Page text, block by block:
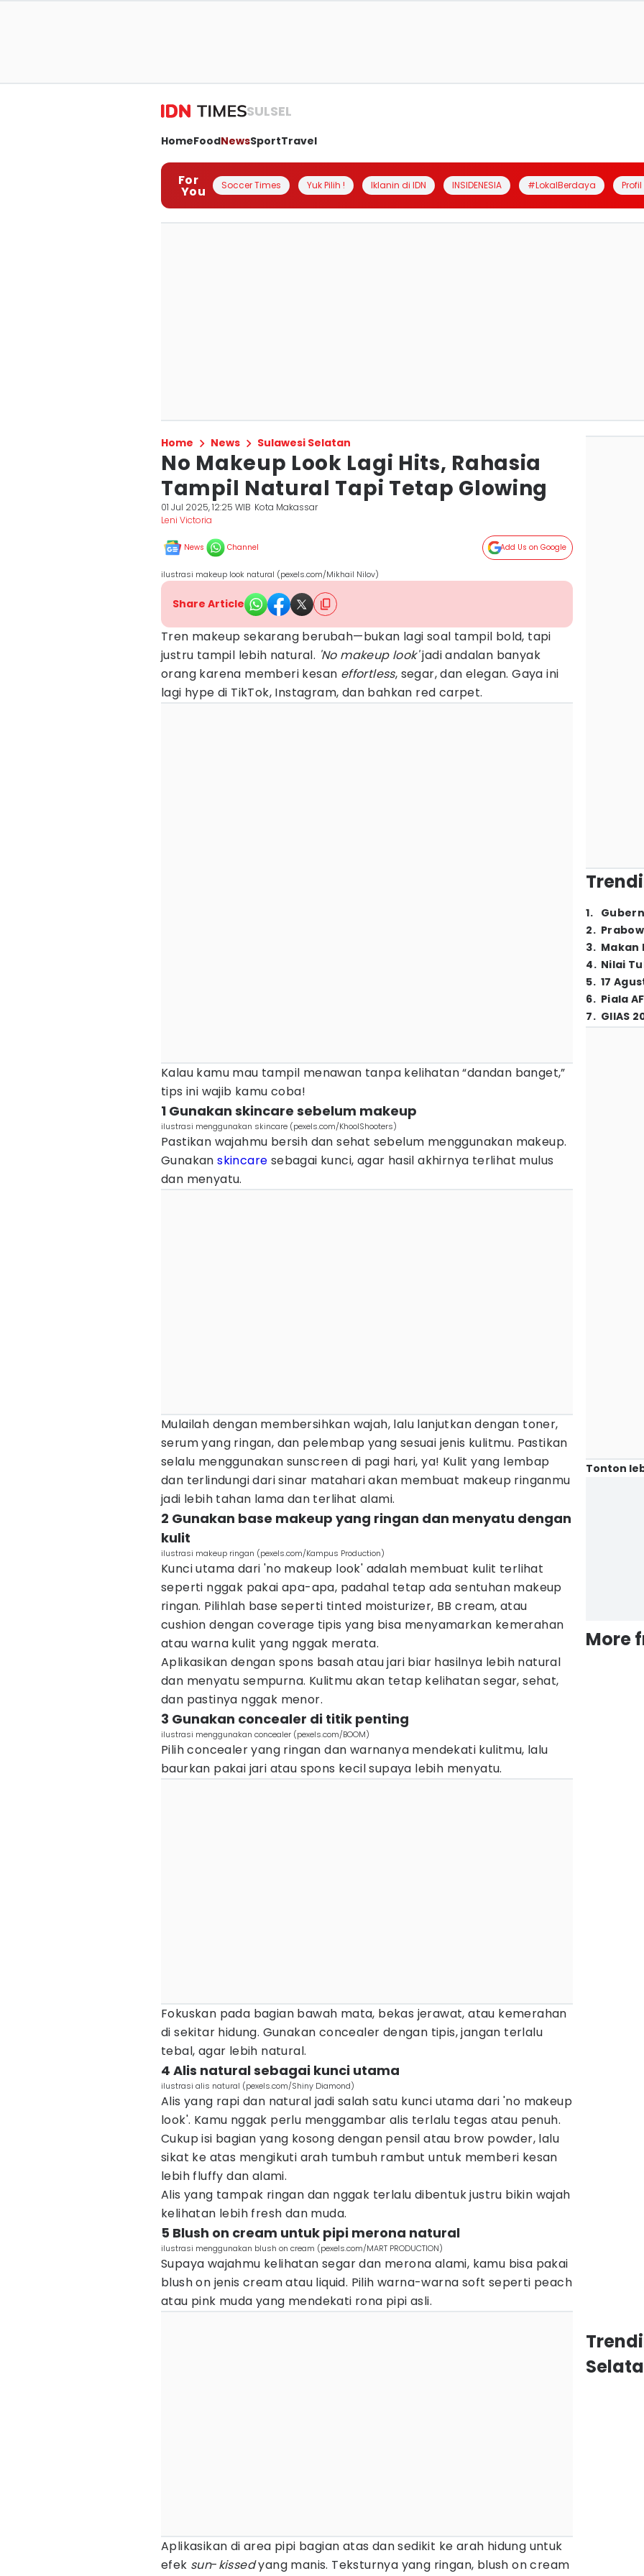
SULSEL
HomeFoodNewsSportTravel
For
You Soccer Times Yuk Pilih ! Iklanin di IDN INSIDENESIA #LokalBerdaya
Home News Sulawesi Selatan
No Makeup Look Lagi Hits, Rahasia
Tampil Natural Tapi Tetap Glowing
01 Jul 2025, 12:25 WIB Kota Makassar
Leni Victoria
News Channel Add Us on Google
ilustrasi makeup look natural (pexels.com/Mikhail Nilov)
Share Article
Tren makeup sekarang berubah—bukan lagi soal tampil bold, tapi
justru tampil lebih natural. 'No makeup look'jadi andalan banyak
orang karena memberi kesan effortless, segar, dan elegan. Gaya ini
lagi hype di TikTok, Instagram, dan bahkan red carpet.
Kalau kamu mau tampil menawan tanpa kelihatan “dandan banget,”
tips ini wajib kamu coba!
1 Gunakan skincare sebelum makeup
ilustrasi menggunakan skincare (pexels.com/KhoolShooters)
Pastikan wajahmu bersih dan sehat sebelum menggunakan makeup.
Gunakanskincare sebagai kunci, agar hasil akhirnya terlihat mulus
dan menyatu.
Mulailah dengan membersihkan wajah, lalu lanjutkan dengan toner,
serum yang ringan, dan pelembap yang sesuai jenis kulitmu. Pastikan
selalu menggunakan sunscreen di pagi hari, ya! Kulit yang lembap
dan terlindungi dari sinar matahari akan membuat makeup ringanmu
jadi lebih tahan lama dan terlihat alami.
2 Gunakan base makeup yang ringan dan menyatu dengan
kulit
ilustrasi makeup ringan (pexels.com/Kampus Production)
Kunci utama dari 'no makeup look' adalah membuat kulit terlihat
seperti nggak pakai apa-apa, padahal tetap ada sentuhan makeup
ringan. Pilihlah base seperti tinted moisturizer, BB cream, atau
cushion dengan coverage tipis yang bisa menyamarkan kemerahan
atau warna kulit yang nggak merata.
Aplikasikan dengan spons basah atau jari biar hasilnya lebih natural
dan menyatu sempurna. Kulitmu akan tetap kelihatan segar, sehat,
dan pastinya nggak menor.
3 Gunakan concealer di titik penting
ilustrasi menggunakan concealer (pexels.com/BOOM)
Pilih concealer yang ringan dan warnanya mendekati kulitmu, lalu
baurkan pakai jari atau spons kecil supaya lebih menyatu.
Fokuskan pada bagian bawah mata, bekas jerawat, atau kemerahan
di sekitar hidung. Gunakan concealer dengan tipis, jangan terlalu
tebal, agar lebih natural.
4 Alis natural sebagai kunci utama
ilustrasi alis natural (pexels.com/Shiny Diamond)
Alis yang rapi dan natural jadi salah satu kunci utama dari 'no makeup
look'. Kamu nggak perlu menggambar alis terlalu tegas atau penuh.
Cukup isi bagian yang kosong dengan pensil atau brow powder, lalu
sikat ke atas mengikuti arah tumbuh rambut untuk memberi kesan
lebih fluffy dan alami.
Alis yang tampak ringan dan nggak terlalu dibentuk justru bikin wajah
kelihatan lebih fresh dan muda.
5 Blush on cream untuk pipi merona natural
ilustrasi menggunakan blush on cream (pexels.com/MART PRODUCTION)
Supaya wajahmu kelihatan segar dan merona alami, kamu bisa pakai
blush on jenis cream atau liquid. Pilih warna-warna soft seperti peach
atau pink muda yang mendekati rona pipi asli.
Aplikasikan di area pipi bagian atas dan sedikit ke arah hidung untuk
efek sun-kissedyang manis. Teksturnya yang ringan, blush on cream
1.
2.
3. Makan
4. Nilai
5. 17
6. Piala
7. GIIAS
Tonton
More